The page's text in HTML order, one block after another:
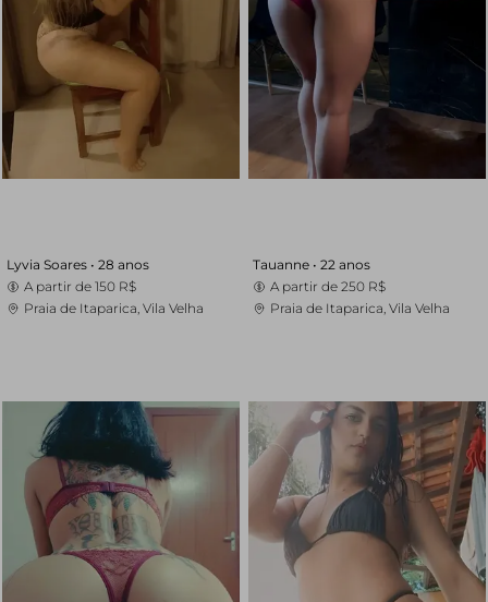
Lyvia Soares • 28 anos
A partir de 150 R$
Praia de Itaparica, Vila Velha
Tauanne • 22 anos
A partir de 250 R$
Praia de Itaparica, Vila Velha